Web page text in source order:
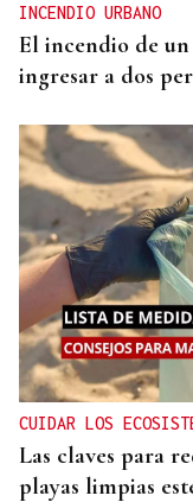
INCENDIO URBANO
El incendio de
ingresar a dos
CUIDAR LOS
Las claves para
playas limpias